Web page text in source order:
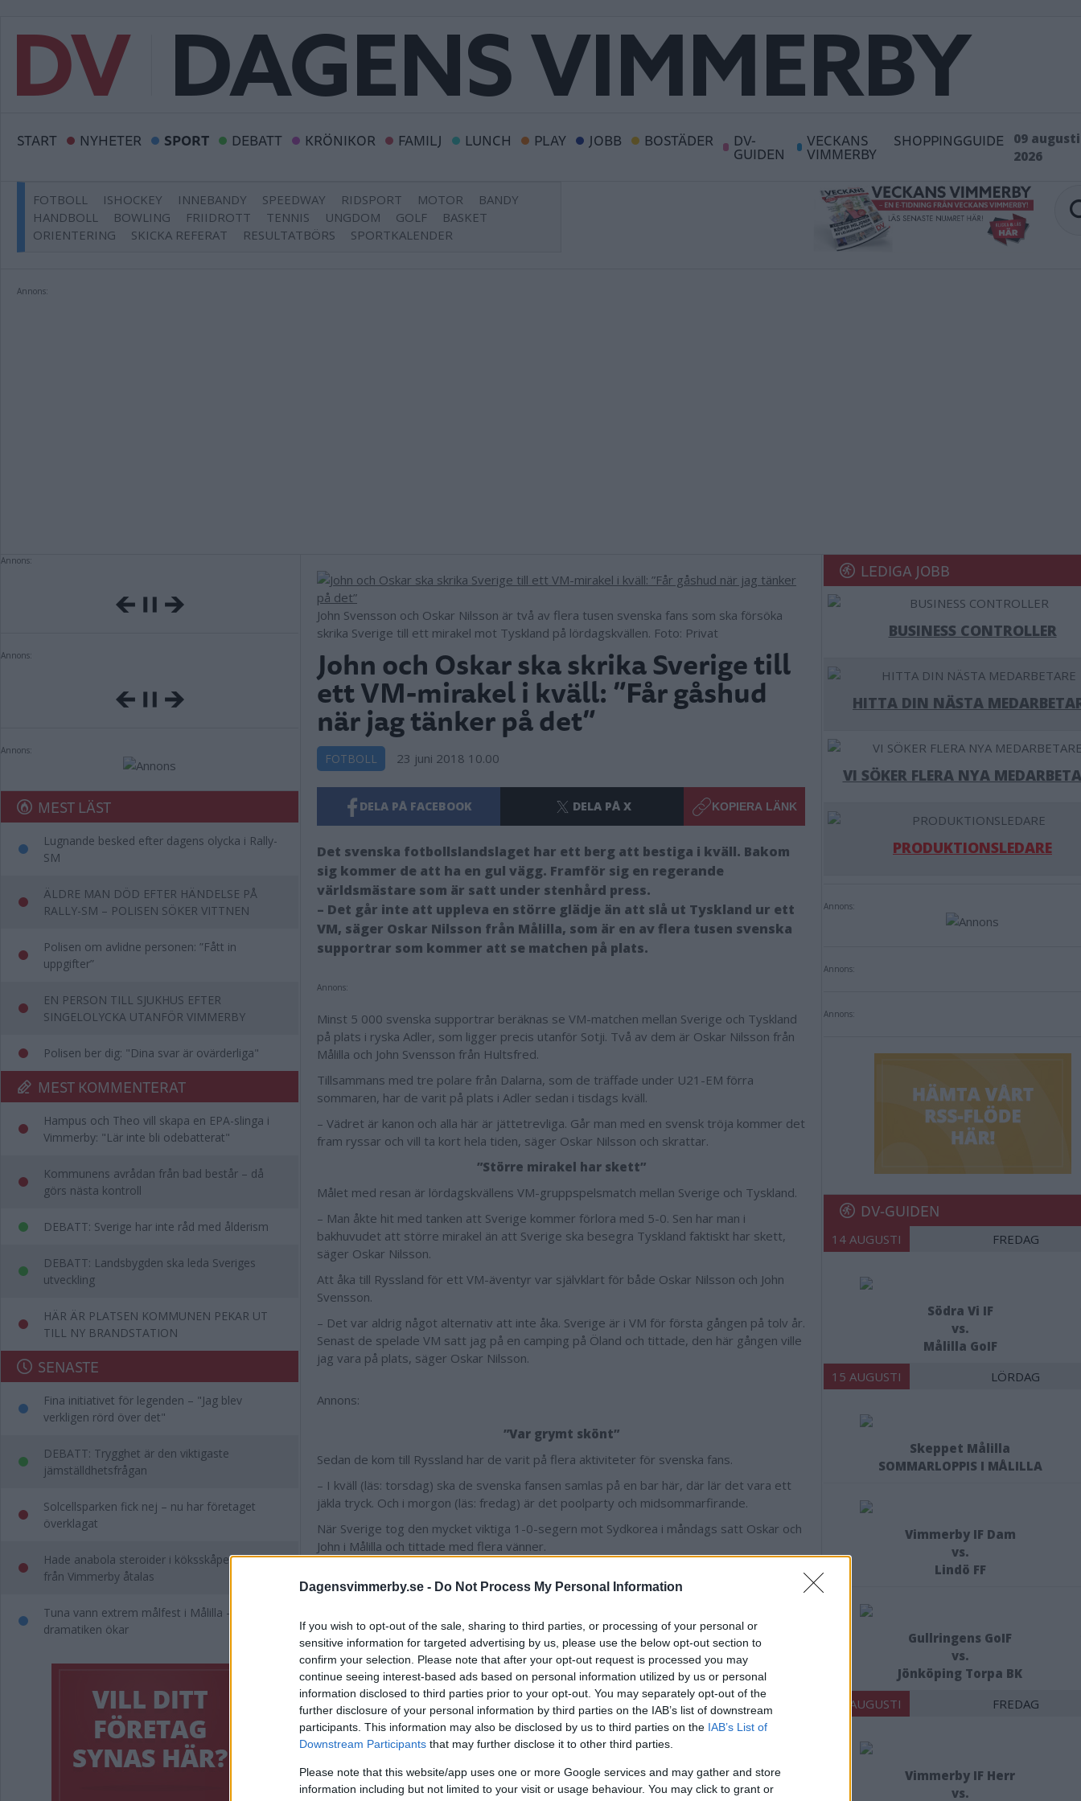
Dagensvimmerby.se - Do Not Process My Personal Information
If you wish to opt-out of the sale, sharing to third parties, or processing of your personal or
sensitive information for targeted advertising by us, please use the below opt-out section to
confirm your selection. Please note that after your opt-out request is processed you may
continue seeing interest-based ads based on personal information utilized by us or personal
information disclosed to third parties prior to your opt-out. You may separately opt-out of the
further disclosure of your personal information by third parties on the IAB’s list of downstream
participants. This information may also be disclosed by us to third parties on the IAB’s List of
Downstream Participants that may further disclose it to other third parties.
Please note that this website/app uses one or more Google services and may gather and store
information including but not limited to your visit or usage behaviour. You may click to grant or
START NYHETER SPORT DEBATT KRÖNIKOR FAMILJ LUNCH PLAY JOBB BOSTÄDER DV-
GUIDEN
VECKANS
VIMMERBY
SHOPPINGGUIDE
09 augusti
2026
FOTBOLL ISHOCKEY INNEBANDY SPEEDWAY RIDSPORT MOTOR
BANDY
HANDBOLL
BOWLING FRIIDROTT TENNIS UNGDOM GOLF
BASKET
ORIENTERING
SKICKA REFERAT RESULTATBÖRS SPORTKALENDER
Annons:
Annons:
Annons:
Annons:
MEST LÄST
Lugnande besked efter dagens olycka i Rally-
SM
ÄLDRE MAN DÖD EFTER HÄNDELSE PÅ
RALLY-SM – POLISEN SÖKER VITTNEN
Polisen om avlidne personen: ”Fått in
uppgifter”
EN PERSON TILL SJUKHUS EFTER
SINGELOLYCKA UTANFÖR VIMMERBY
Polisen ber dig: "Dina svar är ovärderliga"
MEST KOMMENTERAT
Hampus och Theo vill skapa en EPA-slinga i
Vimmerby: "Lär inte bli odebatterat"
Kommunens avrådan från bad består – då
görs nästa kontroll
DEBATT: Sverige har inte råd med ålderism
DEBATT: Landsbygden ska leda Sveriges
utveckling
HÄR ÄR PLATSEN KOMMUNEN PEKAR UT
TILL NY BRANDSTATION
SENASTE
Fina initiativet för legenden – "Jag blev
verkligen rörd över det"
DEBATT: Trygghet är den viktigaste
jämställdhetsfrågan
Solcellsparken fick nej – nu har företaget
överklagat
Hade anabola steroider i köksskåpet – man
från Vimmerby åtalas
Tuna vann extrem målfest i Målilla –
dramatiken ökar
John Svensson och Oskar Nilsson är två av flera tusen svenska fans som ska försöka
skrika Sverige till ett mirakel mot Tyskland på lördagskvällen. Foto: Privat
John och Oskar ska skrika Sverige till
ett VM-mirakel i kväll: ”Får gåshud
när jag tänker på det”
FOTBOLL 23 juni 2018 10.00
DELA PÅ FACEBOOK DELA PÅ X KOPIERA LÄNK
Det svenska fotbollslandslaget har ett berg att bestiga i kväll. Bakom
sig kommer de att ha en gul vägg. Framför sig en regerande
världsmästare som är satt under stenhård press.
– Det går inte att uppleva en större glädje än att slå ut Tyskland ur ett
VM, säger Oskar Nilsson från Målilla, som är en av flera tusen svenska
supportrar som kommer att se matchen på plats.
Annons:
Minst 5 000 svenska supportrar beräknas se VM-matchen mellan Sverige och Tyskland
på plats i ryska Adler, som ligger precis utanför Sotji. Två av dem är Oskar Nilsson från
Målilla och John Svensson från Hultsfred.
Tillsammans med tre polare från Dalarna, som de träffade under U21-EM förra
sommaren, har de varit på plats i Adler sedan i tisdags kväll.
– Vädret är kanon och alla här är jättetrevliga. Går man med en svensk tröja kommer det
fram ryssar och vill ta kort hela tiden, säger Oskar Nilsson och skrattar.
”Större mirakel har skett”
Målet med resan är lördagskvällens VM-gruppspelsmatch mellan Sverige och Tyskland.
– Man åkte hit med tanken att Sverige kommer förlora med 5-0. Sen har man i
bakhuvudet att större mirakel än att Sverige ska besegra Tyskland faktiskt har skett,
säger Oskar Nilsson.
Att åka till Ryssland för ett VM-äventyr var självklart för både Oskar Nilsson och John
Svensson.
– Det var aldrig något alternativ att inte åka. Sverige är i VM för första gången på tolv år.
Senast de spelade VM satt jag på en camping på Öland och tittade, den här gången ville
jag vara på plats, säger Oskar Nilsson.
Annons:
”Var grymt skönt”
Sedan de kom till Ryssland har de varit på flera aktiviteter för svenska fans.
– I kväll (läs: torsdag) ska de svenska fansen samlas på en bar här, där lär det vara ett
jäkla tryck. Och i morgon (läs: fredag) är det poolparty och midsommarfirande.
När Sverige tog den mycket viktiga 1-0-segern mot Sydkorea i måndags satt Oskar och
John i Målilla och tittade med flera vänner.
det här?”, men sen tog Sverige över mer och mer.
– Gode gud... När nationalsången drar igång kommer man nästan börja gråta. Det är ju
det man stått och längtat efter på jobbet. Jag får gåshud bara jag tänker på det, säger
Oskar Nilsson.
Och känslan om Sverige slår ut Tyskland?
– Jag sa till morsan innan vi åkte hit att huvudsaken är att vi kommer fram. Skulle vi mot
all förmodan slå Tyskland så kan jag dö lycklig. Det låter lite hemskt kanske, skrattar
– Det går inte att uppleva en större glädje än att slå ut Tyskland ur ett VM.
LEDIGA JOBB
BUSINESS CONTROLLER
HITTA DIN NÄSTA
VI SÖKER FLERA NYA
PRODUKTIONSLEDARE
Annons:
Annons:
Annons:
DV-GUIDEN
14 AUGUSTI FREDAG
Södra Vi IF
vs.
Målilla GoIF
15 AUGUSTI LÖRDAG
Skeppet Målilla
SOMMARLOPPIS I MÅLILLA
Vimmerby IF Dam
vs.
Lindö FF
Gullringens GoIF
vs.
Jönköping Torpa BK
21 AUGUSTI FREDAG
Vimmerby IF Herr
vs.